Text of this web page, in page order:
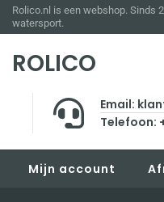
Rolico.nl is een webshop. Sinds
watersport.
ROLICO
Email:
Telefoon:
Mijn account